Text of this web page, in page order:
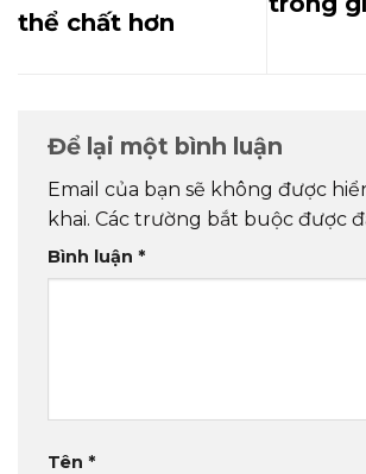
thể chất hơn
Để lại một bình luận
Email của bạn sẽ không được
khai. Các trường bắt buộc được
Bình luận *
Tên *